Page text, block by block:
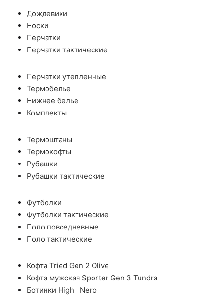
Дождевики
Носки
Перчатки
Перчатки тактические
Перчатки утепленные
Термобелье
Нижнее белье
Комплекты
Термоштаны
Термокофты
Рубашки
Рубашки тактические
Футболки
Футболки тактические
Поло повседневные
Поло тактические
Кофта Tried Gen 2 Olive
Кофта мужская Sporter Gen 3 Tundra
Ботинки High I Nero